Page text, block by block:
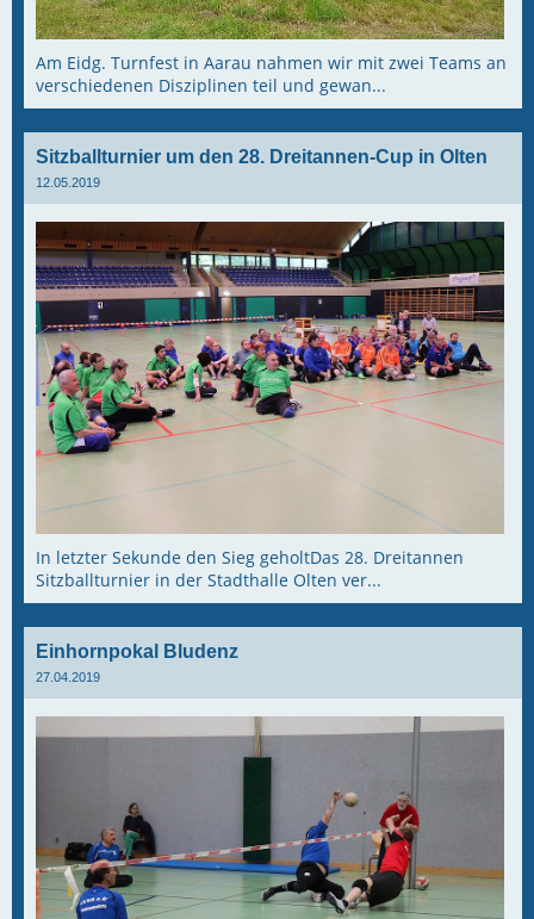
Am Eidg. Turnfest in Aarau nahmen wir mit zwei Teams an
verschiedenen Disziplinen teil und gewan...
Sitzballturnier um den 28. Dreitannen-Cup in Olten
12.05.2019
In letzter Sekunde den Sieg geholtDas 28. Dreitannen
Sitzballturnier in der Stadthalle Olten ver...
Einhornpokal Bludenz
27.04.2019